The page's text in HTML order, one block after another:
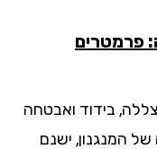
בידוד ואבטחה
ישנם